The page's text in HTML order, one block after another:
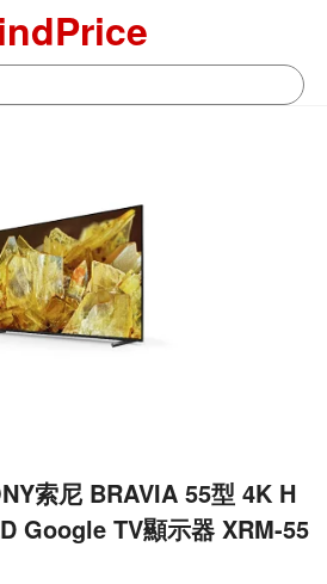
索尼 BRAVIA 55型 4K H
Google TV顯示器 XRM-55